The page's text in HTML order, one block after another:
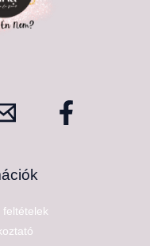
feltételek